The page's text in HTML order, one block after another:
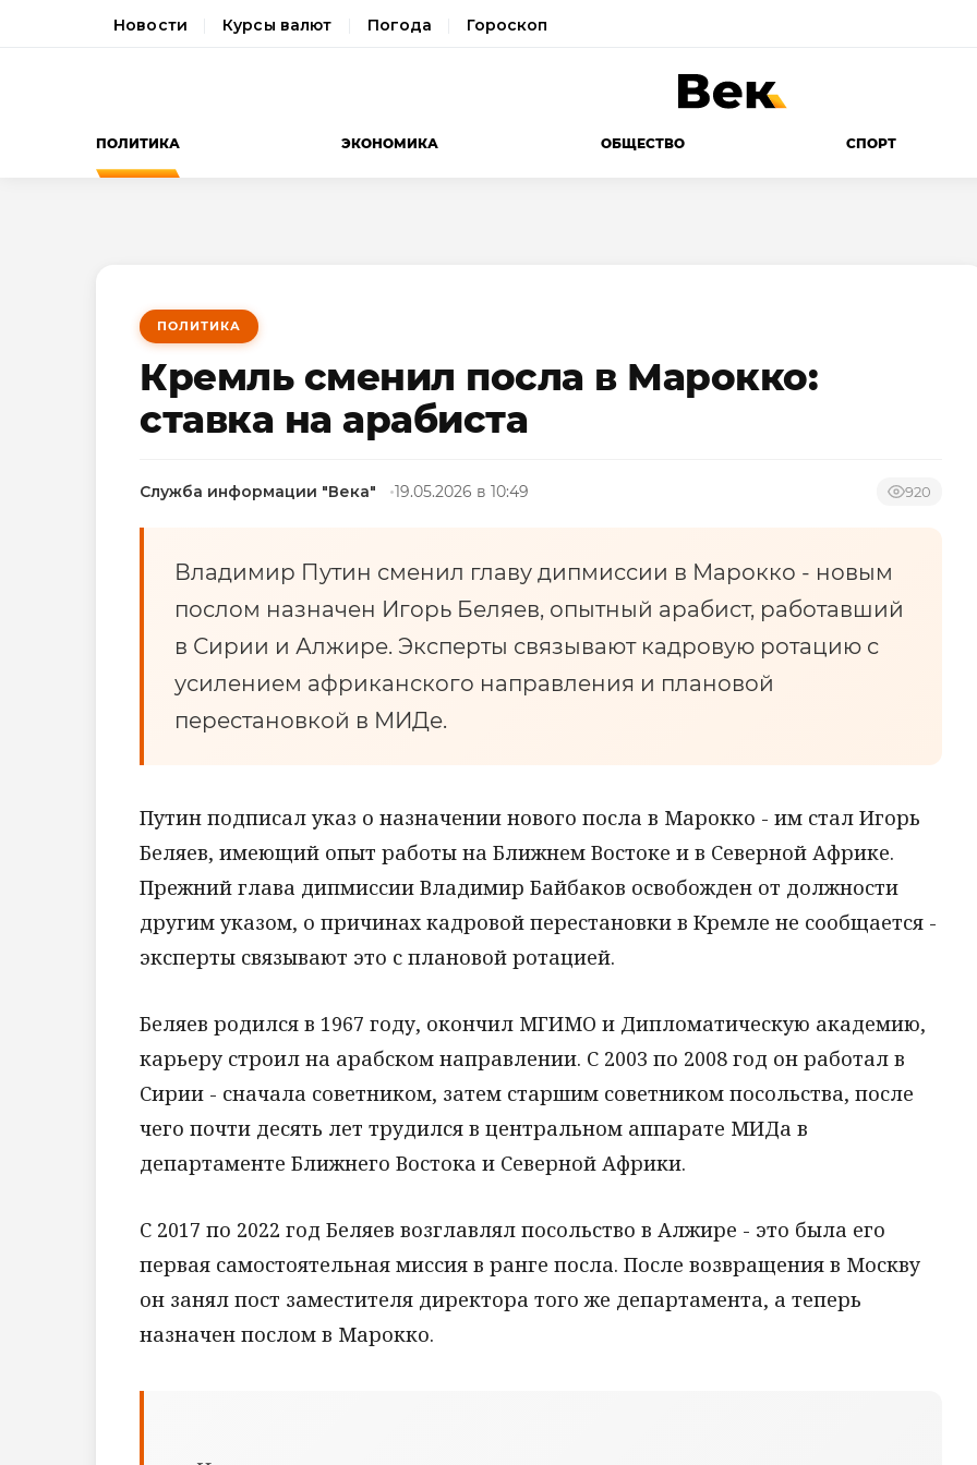
Новости Курсы валют Погода Гороскоп
ПОЛИТИКА ЭКОНОМИКА ОБЩЕСТВО СПОРТ
ПОЛИТИКА
Кремль сменил посла в Марокко:
ставка на арабиста
Служба информации "Века" 19.05.2026 в 10:49 920
Владимир Путин сменил главу дипмиссии в Марокко - новым
послом назначен Игорь Беляев, опытный арабист, работавший
в Сирии и Алжире. Эксперты связывают кадровую ротацию с
усилением африканского направления и плановой
перестановкой в МИДе.
Путин подписал указ о назначении нового посла в Марокко - им стал Игорь
Беляев, имеющий опыт работы на Ближнем Востоке и в Северной Африке.
Прежний глава дипмиссии Владимир Байбаков освобожден от должности
другим указом, о причинах кадровой перестановки в Кремле не сообщается -
эксперты связывают это с плановой ротацией.
Беляев родился в 1967 году, окончил МГИМО и Дипломатическую академию,
карьеру строил на арабском направлении. С 2003 по 2008 год он работал в
Сирии - сначала советником, затем старшим советником посольства, после
чего почти десять лет трудился в центральном аппарате МИДа в
департаменте Ближнего Востока и Северной Африки.
С 2017 по 2022 год Беляев возглавлял посольство в Алжире - это была его
первая самостоятельная миссия в ранге посла. После возвращения в Москву
он занял пост заместителя директора того же департамента, а теперь
назначен послом в Марокко.